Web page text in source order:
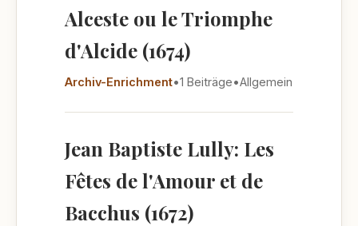
Alceste ou le Triomphe
d'Alcide (1674)
Archiv-Enrichment•1 Beiträge•Allgemein
Jean Baptiste Lully: Les
Fêtes de l'Amour et de
Bacchus (1672)